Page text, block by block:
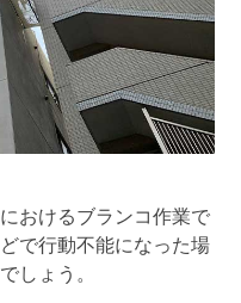
おけるブランコ作業で
で行動不能になった場
しょう。